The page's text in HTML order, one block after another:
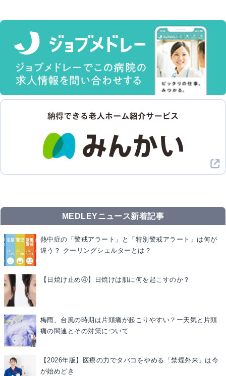
MEDLEYニュース新着記事
熱中症の「警戒アラート」と「特別警戒アラート」は何が
違う？ クーリングシェルターとは？
【日焼け止め④】日焼けは肌に何を起こすのか？
梅雨、台風の時期は片頭痛が起こりやすい？ー天気と片頭
痛の関連とその対策について
【2026年版】医療の力でタバコをやめる「禁煙外来」は今
が始めどき